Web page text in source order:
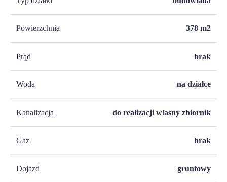
Powierzchnia 378 m2
Prąd brak
Woda na działce
Kanalizacja do realizacji własny zbiornik
Gaz brak
Dojazd gruntowy